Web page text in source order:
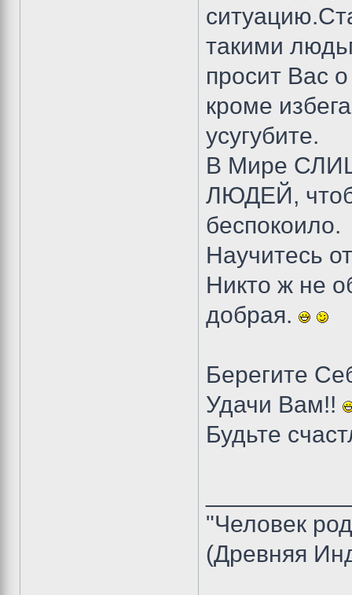
такими
просит Вас
кроме
усугубите.
В Мире
ЛЮДЕЙ,
беспокоило.
Научитесь
Никто ж не
добрая.
Берегите
Удачи Вам!!
Будьте
"Человек
(Древняя